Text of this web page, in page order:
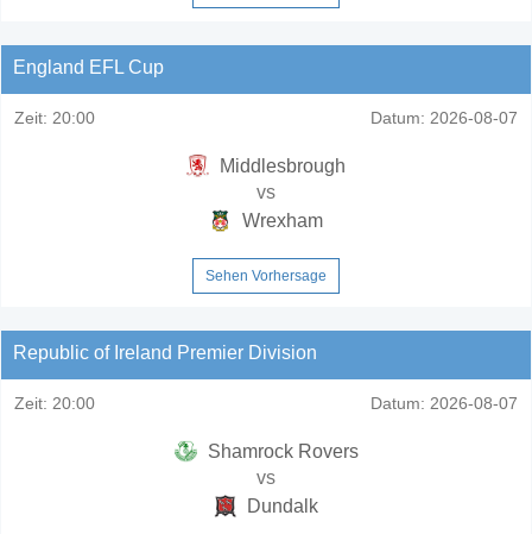
England EFL Cup
Zeit: 20:00 Datum: 2026-08-07
Middlesbrough
vs
Wrexham
Sehen Vorhersage
Republic of Ireland Premier Division
Zeit: 20:00 Datum: 2026-08-07
Shamrock Rovers
vs
Dundalk